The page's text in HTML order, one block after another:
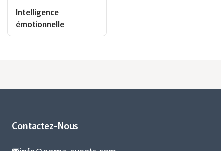
Intelligence
émotionnelle
Contactez-Nous